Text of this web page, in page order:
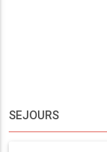
SEJOURS